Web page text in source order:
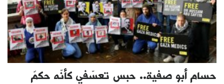
حسام أبو صفية.. حبس تعسّفي كأنّه حكمٌ